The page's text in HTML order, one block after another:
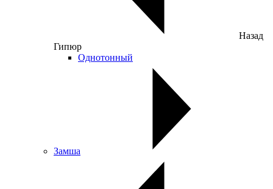
Назад
Гипюр
Однотонный
Замша